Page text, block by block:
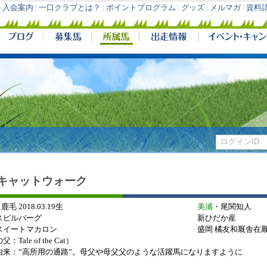
入会案内 一口クラブとは？ ポイントプログラム グッズ メルマガ| 資料
ャットウォーク
毛 2018.03.19生 美浦 ・尾関知人
ピルバーグ
新ひだか産
イートマカロン
盛岡 橘友和厩舎在
：Tale of the Cat）
来：“高所用の通路”。母父や母父父のような活躍馬になりますように